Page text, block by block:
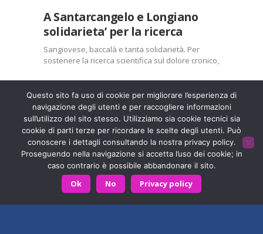
Mi piace:
A Santarcangelo e Longiano
solidarieta’ per la ricerca
Sangiovese, baccalà e tanta solidarietà. Per
sostenere la ricerca scientifica sul dolore cronico,
Martino a Santarcangelo di Romagna (Rimini) e
alla Sagra dell’olio e dell’olivo di Balignano a
Longiano (Forlì-Cesena). Primo…
Condividi:
X Facebook
Stampa LinkedIn
Entra a far parte di una grande famiglia. Insieme,
stiamo creando un futuro senza dolore.Contattaci!
Fondazione ISAL © 2026 P. IVA 03932590403
Privacy Policy
- Sviluppato daArchimede - A.S.I. srl
Questo sito fa uso di cookie per migliorare l’esperienza di
navigazione degli utenti e per raccogliere informazioni
sull’utilizzo del sito stesso. Utilizziamo sia cookie tecnici sia
cookie di parti terze per ricordare le scelte degli utenti. Può
conoscere i dettagli consultando la nostra privacy policy.
Proseguendo nella navigazione si accetta l’uso dei cookie; in
caso contrario è possibile abbandonare il sito.
Ok No Privacy policy